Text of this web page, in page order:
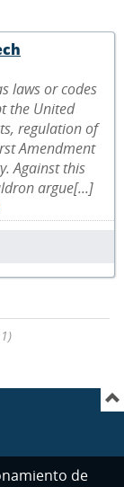
laws or codes
the United
regulation of
Amendment
Against this
argue[...]
de